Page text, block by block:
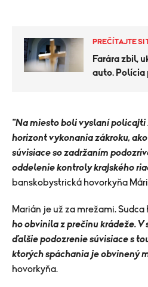
PREČÍTAJTE SI
Farára zbil,
auto. Polícia
"Na miesto boli vyslaní policajti
horizont vykonania zákroku,
súvisiace so zadržaním
oddelenie kontroly krajského
banskobystrická hovorkyňa
Marián je už za mrežami. Sudca
ho obvinila z prečinu krádeže.
ďalšie podozrenie súvisiace s
ktorých spáchania je obvinený
hovorkyňa.